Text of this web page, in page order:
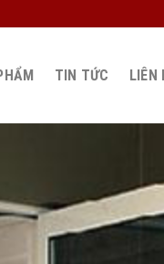
TIN TỨC LIÊN